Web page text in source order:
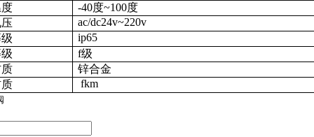
-40度~100度
ac/dc24v~220v
ip65
f级
锌合金
fkm